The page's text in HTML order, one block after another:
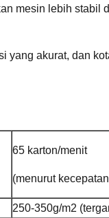
mesin lebih stabil
yang akurat, dan
65 karton/menit
(menurut
250-350g/m2